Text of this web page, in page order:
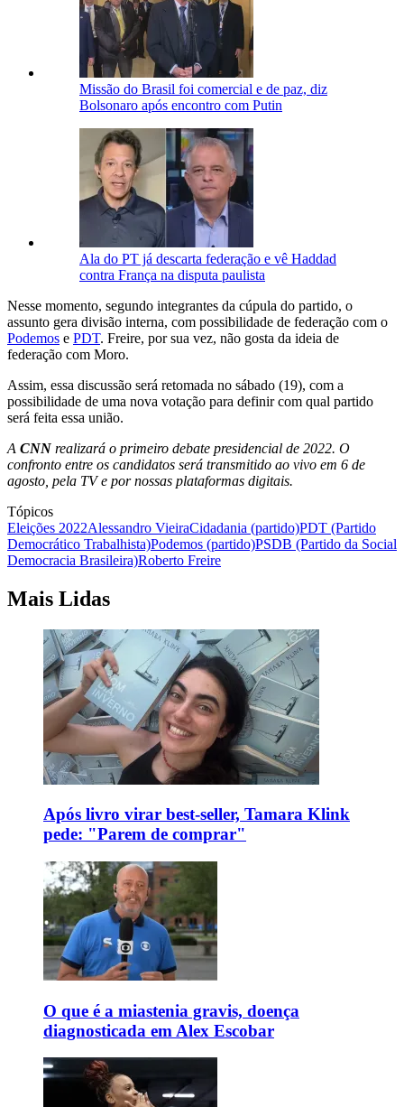
Missão do Brasil foi comercial e de paz, diz
Bolsonaro após encontro com Putin
Ala do PT já descarta federação e vê Haddad
contra França na disputa paulista
Nesse momento, segundo integrantes da cúpula do partido, o
assunto gera divisão interna, com possibilidade de federação com o
Podemos e PDT. Freire, por sua vez, não gosta da ideia de
federação com Moro.
Assim, essa discussão será retomada no sábado (19), com a
possibilidade de uma nova votação para definir com qual partido
será feita essa união.
A CNN realizará o primeiro debate presidencial de 2022. O
confronto entre os candidatos será transmitido ao vivo em 6 de
agosto, pela TV e por nossas plataformas digitais.
Tópicos
Eleições 2022Alessandro VieiraCidadania (partido)PDT (Partido
Democrático Trabalhista)Podemos (partido)PSDB (Partido da Social
Democracia Brasileira)Roberto Freire
Mais Lidas
Após livro virar best-seller, Tamara Klink
pede: "Parem de comprar"
O que é a miastenia gravis, doença
diagnosticada em Alex Escobar